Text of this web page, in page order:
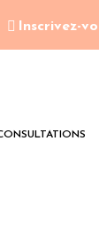
Inscrivez-